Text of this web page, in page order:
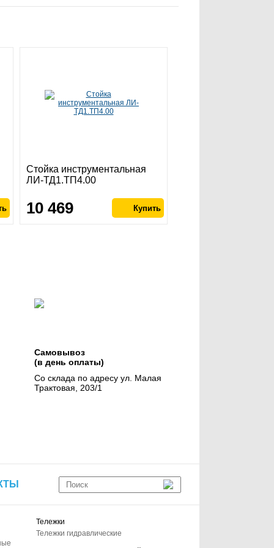
Стойка инструментальная
ЛИ-ТД1.ТП4.00
10 469
Самовывоз
(в день оплаты)
Со склада по адресу ул. Малая
Трактовая, 203/1
Тележки
Тележки гидравлические